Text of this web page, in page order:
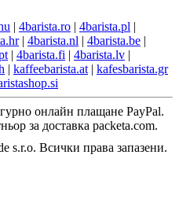
| 4barista.ro | 4barista.pl |
| 4barista.nl | 4barista.be |
| 4barista.fi | 4barista.lv |
| kaffeebarista.at | kafesbarista.gr
s.r.o. Всички права запазени.